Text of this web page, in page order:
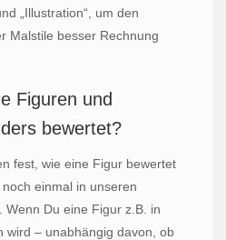
„Illustration“, um den
Malstile besser Rechnung
Figuren und
bewertet?
fest, wie eine Figur bewertet
einmal in unseren
Wenn Du eine Figur z.B. in
wird – unabhängig davon, ob